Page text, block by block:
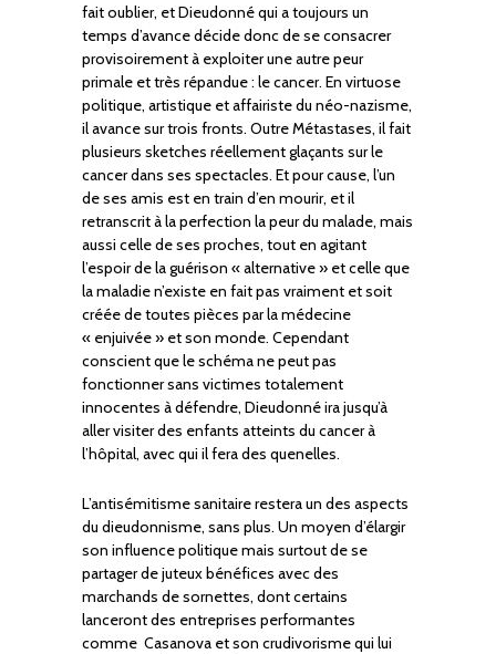
fait oublier, et Dieudonné qui a toujours un
temps d’avance décide donc de se consacrer
provisoirement à exploiter une autre peur
primale et très répandue : le cancer. En virtuose
politique, artistique et affairiste du néo-nazisme,
il avance sur trois fronts. Outre Métastases, il fait
plusieurs sketches réellement glaçants sur le
cancer dans ses spectacles. Et pour cause, l’un
de ses amis est en train d’en mourir, et il
retranscrit à la perfection la peur du malade, mais
aussi celle de ses proches, tout en agitant
l’espoir de la guérison « alternative » et celle que
la maladie n’existe en fait pas vraiment et soit
créée de toutes pièces par la médecine
« enjuivée » et son monde. Cependant
conscient que le schéma ne peut pas
fonctionner sans victimes totalement
innocentes à défendre, Dieudonné ira jusqu’à
aller visiter des enfants atteints du cancer à
l’hôpital, avec qui il fera des quenelles.
L’antisémitisme sanitaire restera un des aspects
du dieudonnisme, sans plus. Un moyen d’élargir
son influence politique mais surtout de se
partager de juteux bénéfices avec des
marchands de sornettes, dont certains
lanceront des entreprises performantes
comme Casanova et son crudivorisme qui lui